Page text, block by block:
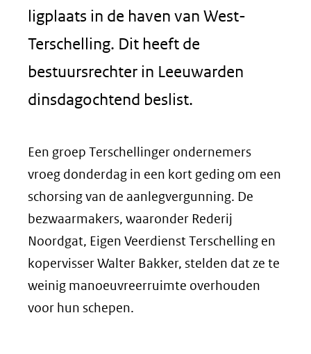
ligplaats in de haven van West-
Terschelling. Dit heeft de
bestuursrechter in Leeuwarden
dinsdagochtend beslist.
Een groep Terschellinger ondernemers
vroeg donderdag in een kort geding om een
schorsing van de aanlegvergunning. De
bezwaarmakers, waaronder Rederij
Noordgat, Eigen Veerdienst Terschelling en
kopervisser Walter Bakker, stelden dat ze te
weinig manoeuvreerruimte overhouden
voor hun schepen.